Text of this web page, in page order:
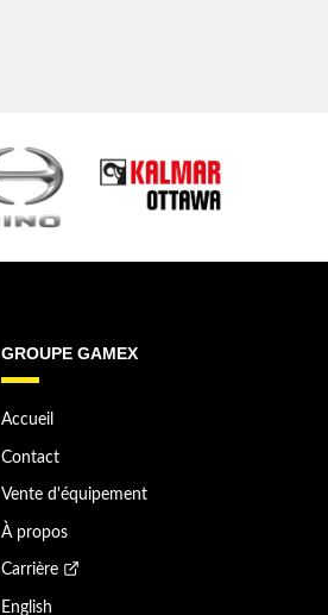
GROUPE GAMEX
Accueil
Contact
Vente d'équipement
À propos
Carrière
English